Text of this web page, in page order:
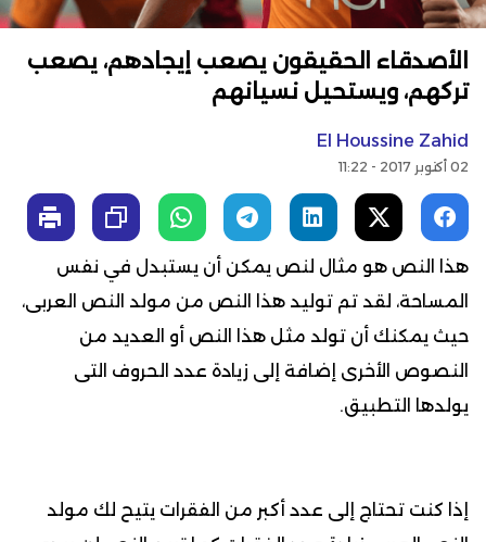
الأصدقاء الحقيقون يصعب إيجادهم، يصعب
تركهم، ويستحيل نسيانهم
El Houssine Zahid
02 أكتوبر 2017 - 11:22
هذا النص هو مثال لنص يمكن أن يستبدل في نفس
المساحة، لقد تم توليد هذا النص من مولد النص العربى،
حيث يمكنك أن تولد مثل هذا النص أو العديد من
النصوص الأخرى إضافة إلى زيادة عدد الحروف التى
يولدها التطبيق.
إذا كنت تحتاج إلى عدد أكبر من الفقرات يتيح لك مولد